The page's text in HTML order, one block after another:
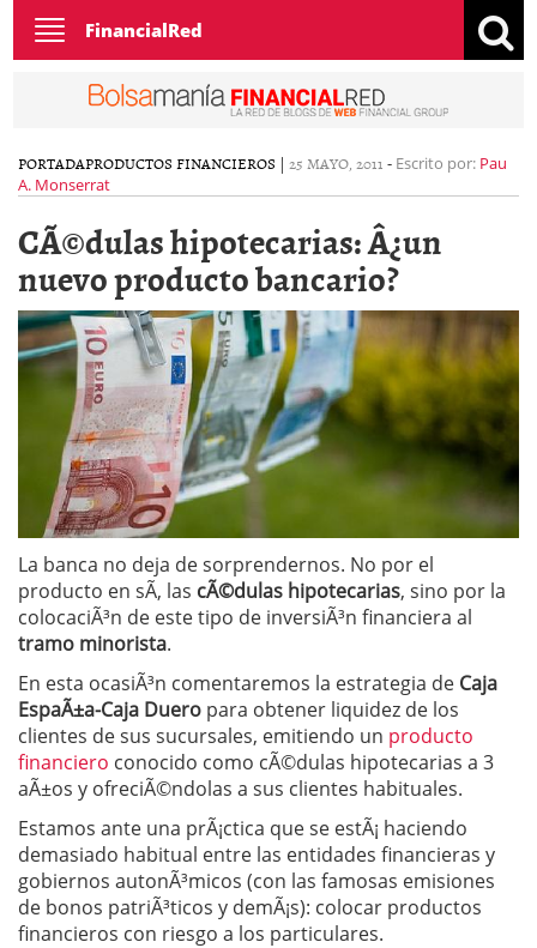
Toggle
navigation
FinancialRed
PORTADAPRODUCTOS FINANCIEROS | 25 MAYO, 2011 - Escrito por: Pau
A. Monserrat
CÃ©dulas hipotecarias: Â¿un
nuevo producto bancario?
La banca no deja de sorprendernos. No por el
producto en sÃ­, las cÃ©dulas hipotecarias, sino por la
colocaciÃ³n de este tipo de inversiÃ³n financiera al
tramo minorista.
En esta ocasiÃ³n comentaremos la estrategia de Caja
EspaÃ±a-Caja Duero para obtener liquidez de los
clientes de sus sucursales, emitiendo un producto
financiero conocido como cÃ©dulas hipotecarias a 3
aÃ±os y ofreciÃ©ndolas a sus clientes habituales.
Estamos ante una prÃ¡ctica que se estÃ¡ haciendo
demasiado habitual entre las entidades financieras y
gobiernos autonÃ³micos (con las famosas emisiones
de bonos patriÃ³ticos y demÃ¡s): colocar productos
financieros con riesgo a los particulares.